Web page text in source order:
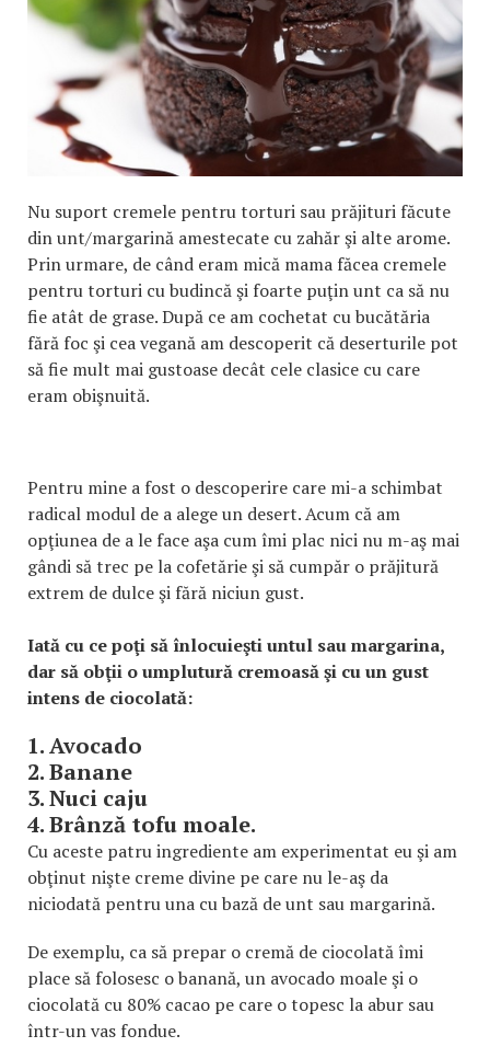
Nu suport cremele pentru torturi sau prăjituri făcute
din unt/margarină amestecate cu zahăr şi alte arome.
Prin urmare, de când eram mică mama făcea cremele
pentru torturi cu budincă şi foarte puţin unt ca să nu
fie atât de grase. După ce am cochetat cu bucătăria
fără foc şi cea vegană am descoperit că deserturile pot
să fie mult mai gustoase decât cele clasice cu care
eram obişnuită.
Pentru mine a fost o descoperire care mi-a schimbat
radical modul de a alege un desert. Acum că am
opţiunea de a le face aşa cum îmi plac nici nu m-aş mai
gândi să trec pe la cofetărie şi să cumpăr o prăjitură
extrem de dulce şi fără niciun gust.
Iată cu ce poţi să înlocuieşti untul sau margarina,
dar să obţii o umplutură cremoasă şi cu un gust
intens de ciocolată:
1. Avocado
2. Banane
3. Nuci caju
4. Brânză tofu moale.
Cu aceste patru ingrediente am experimentat eu şi am
obţinut nişte creme divine pe care nu le-aş da
niciodată pentru una cu bază de unt sau margarină.
De exemplu, ca să prepar o cremă de ciocolată îmi
place să folosesc o banană, un avocado moale şi o
ciocolată cu 80% cacao pe care o topesc la abur sau
într-un vas fondue.